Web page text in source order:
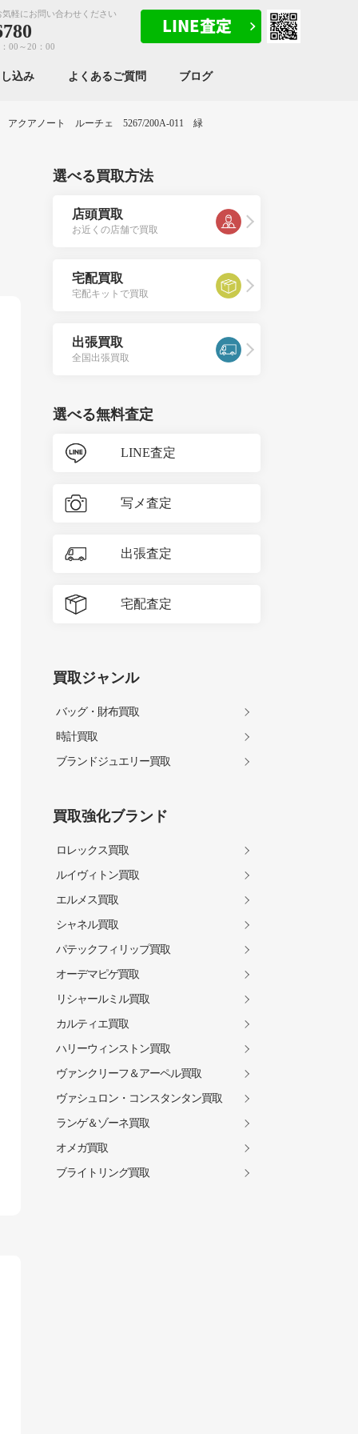
軽にお問い合わせください
00～20：00
込み よくあるご質問 ブログ
アクアノート ルーチェ 5267/200A-011 緑
選べる買取方法
店頭買取
お近くの店舗で買取
宅配買取
宅配キットで買取
出張買取
全国出張買取
選べる無料査定
LINE査定
写メ査定
出張査定
宅配査定
買取ジャンル
バッグ・財布買取
時計買取
ブランドジュエリー買取
買取強化ブランド
ロレックス買取
ルイヴィトン買取
エルメス買取
シャネル買取
パテックフィリップ買取
オーデマピゲ買取
リシャールミル買取
カルティエ買取
ハリーウィンストン買取
ヴァンクリーフ＆アーペル買取
ヴァシュロン・コンスタンタン買取
ランゲ＆ゾーネ買取
オメガ買取
ブライトリング買取